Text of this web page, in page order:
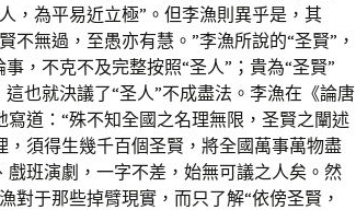
，為平易近立極”。但李漁則異乎是，其
不無過，至愚亦有慧。”李漁所說的“圣賢”，
，不克不及完整按照“圣人”；貴為“圣賢”
也就決議了“圣人”不成盡法。李漁在《論唐
道：“殊不知全國之名理無限，圣賢之闡述
須得生幾千百個圣賢，將全國萬事萬物盡
班演劇，一字不差，始無可議之人矣。然
對于那些掉臂現實，而只了解“依傍圣賢，